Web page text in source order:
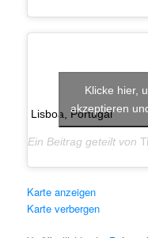
Lisboa, Portugal
Ein Beitrag geteilt von
Klicke hier,
akzeptieren
Karte anzeigen
Karte verbergen